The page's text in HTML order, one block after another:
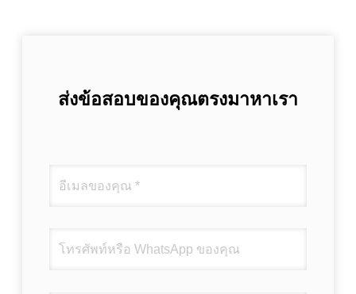
ส่งข้อสอบของคุณตรงมาหาเรา